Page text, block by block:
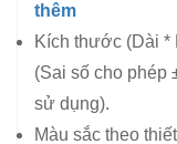
thêm
Kích thước (Dài *
(Sai số cho phép
sử dụng).
Màu sắc theo